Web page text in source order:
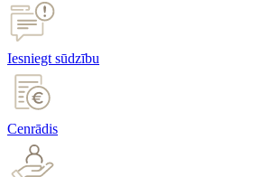
Iesniegt sūdzību
Cenrādis